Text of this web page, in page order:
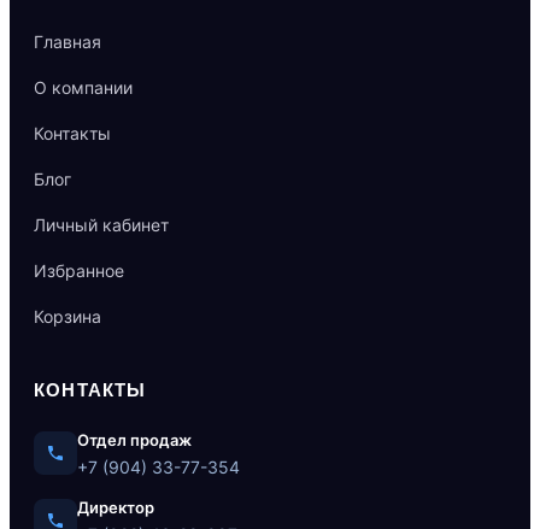
Главная
О компании
Контакты
Блог
Личный кабинет
Избранное
Корзина
КОНТАКТЫ
Отдел продаж
+7 (904) 33-77-354
Директор